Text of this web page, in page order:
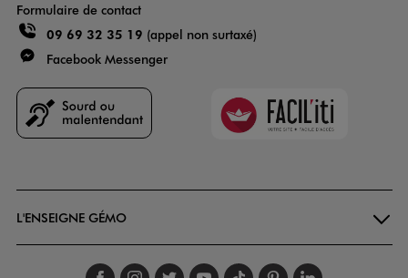
Formulaire de contact
09 69 32 35 19 (appel non surtaxé)
Facebook Messenger
Faciliti
L'ENSEIGNE GÉMO